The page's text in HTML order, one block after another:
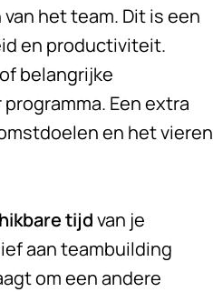
het team. Dit is een
en productiviteit.
belangrijke
Een extra
en het vieren
tijdvan je
aan teambuilding
om een andere